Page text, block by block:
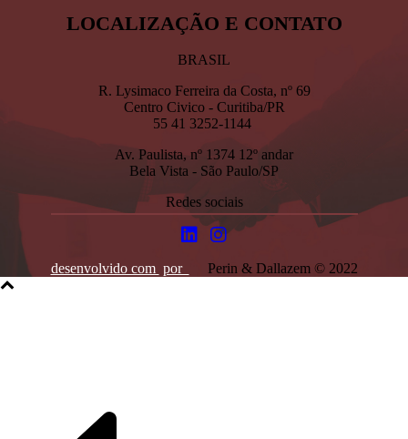
BRASIL
R. Lysimaco Ferreira da Costa, nº 69
Centro Civico - Curitiba/PR
55 41 3252-1144
Av. Paulista, nº 1374 12º andar
Bela Vista - São Paulo/SP
Redes sociais
desenvolvido com por Perin & Dallazem © 2022